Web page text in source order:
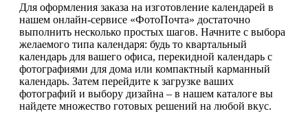
Для оформления заказа на изготовление календарей в
нашем онлайн-сервисе «ФотоПочта» достаточно
выполнить несколько простых шагов. Начните с выбора
желаемого типа календаря: будь то квартальный
календарь для вашего офиса, перекидной календарь с
фотографиями для дома или компактный карманный
календарь. Затем перейдите к загрузке ваших
фотографий и выбору дизайна – в нашем каталоге вы
найдете множество готовых решений на любой вкус.